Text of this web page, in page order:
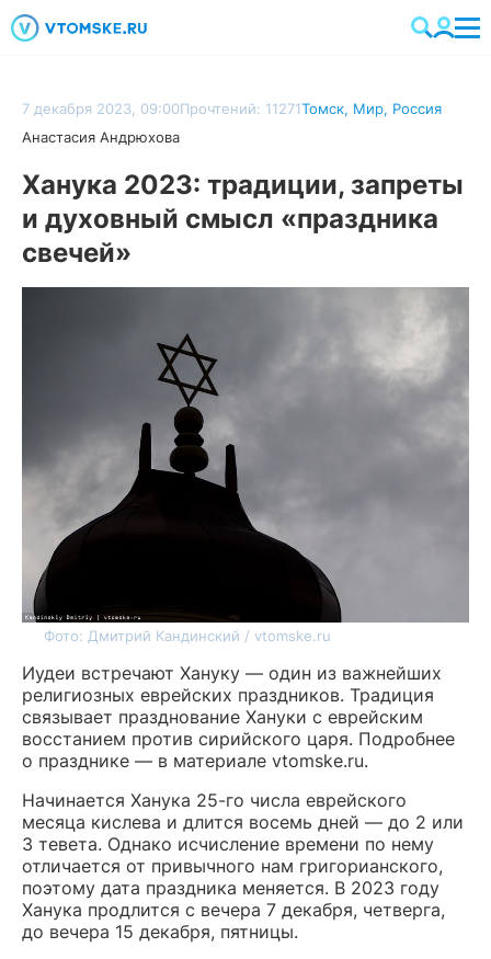
7 декабря 2023, 09:00Прочтений: 11271Томск, Мир, Россия
Анастасия Андрюхова
Ханука 2023: традиции, запреты
и духовный смысл «праздника
свечей»
Фото: Дмитрий Кандинский / vtomske.ru
Иудеи встречают Хануку — один из важнейших
религиозных еврейских праздников. Традиция
связывает празднование Хануки с еврейским
восстанием против сирийского царя. Подробнее
о празднике — в материале vtomske.ru.
Начинается Ханука 25-го числа еврейского
месяца кислева и длится восемь дней — до 2 или
3 тевета. Однако исчисление времени по нему
отличается от привычного нам григорианского,
поэтому дата праздника меняется. В 2023 году
Ханука продлится с вечера 7 декабря, четверга,
до вечера 15 декабря, пятницы.